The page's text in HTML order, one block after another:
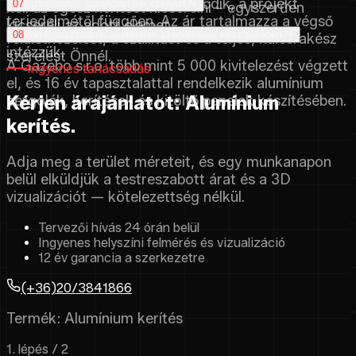
kell az egész kerítést kicserélni – egyszerűen
kicseréli az adott elemet.
A szállítási idő 45 naptól kezdődik, a projekt
terjedelmétől függően. Az ár tartalmazza a végső
felületkezelést, a szállítást és a teljes, kulcsrakész
szerelést Önnél.
07
Igen, a garancián túli szervizt 48 órán belül
intézzük.
08
A Gazebo s.r.o. több mint 5 000 kivitelezést végzett
el, és 16 év tapasztalattal rendelkezik alumínium
pergolák, kerítések és kitöltő panelek készítésében.
Ingyenes tanácsadás
Kérjen árajánlatot: Alumínium
kerítés.
Adja meg a terület méreteit, és egy munkanapon
belül elküldjük a testreszabott árat és a 3D
vizualizációt — kötelezettség nélkül.
Tervezői hívás 24 órán belül
Ingyenes helyszíni felmérés és vizualizáció
12 év garancia a szerkezetre
(+36)20/3841866
Termék: Alumínium kerítés
1. lépés / 2